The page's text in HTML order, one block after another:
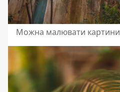
Можна малювати картини